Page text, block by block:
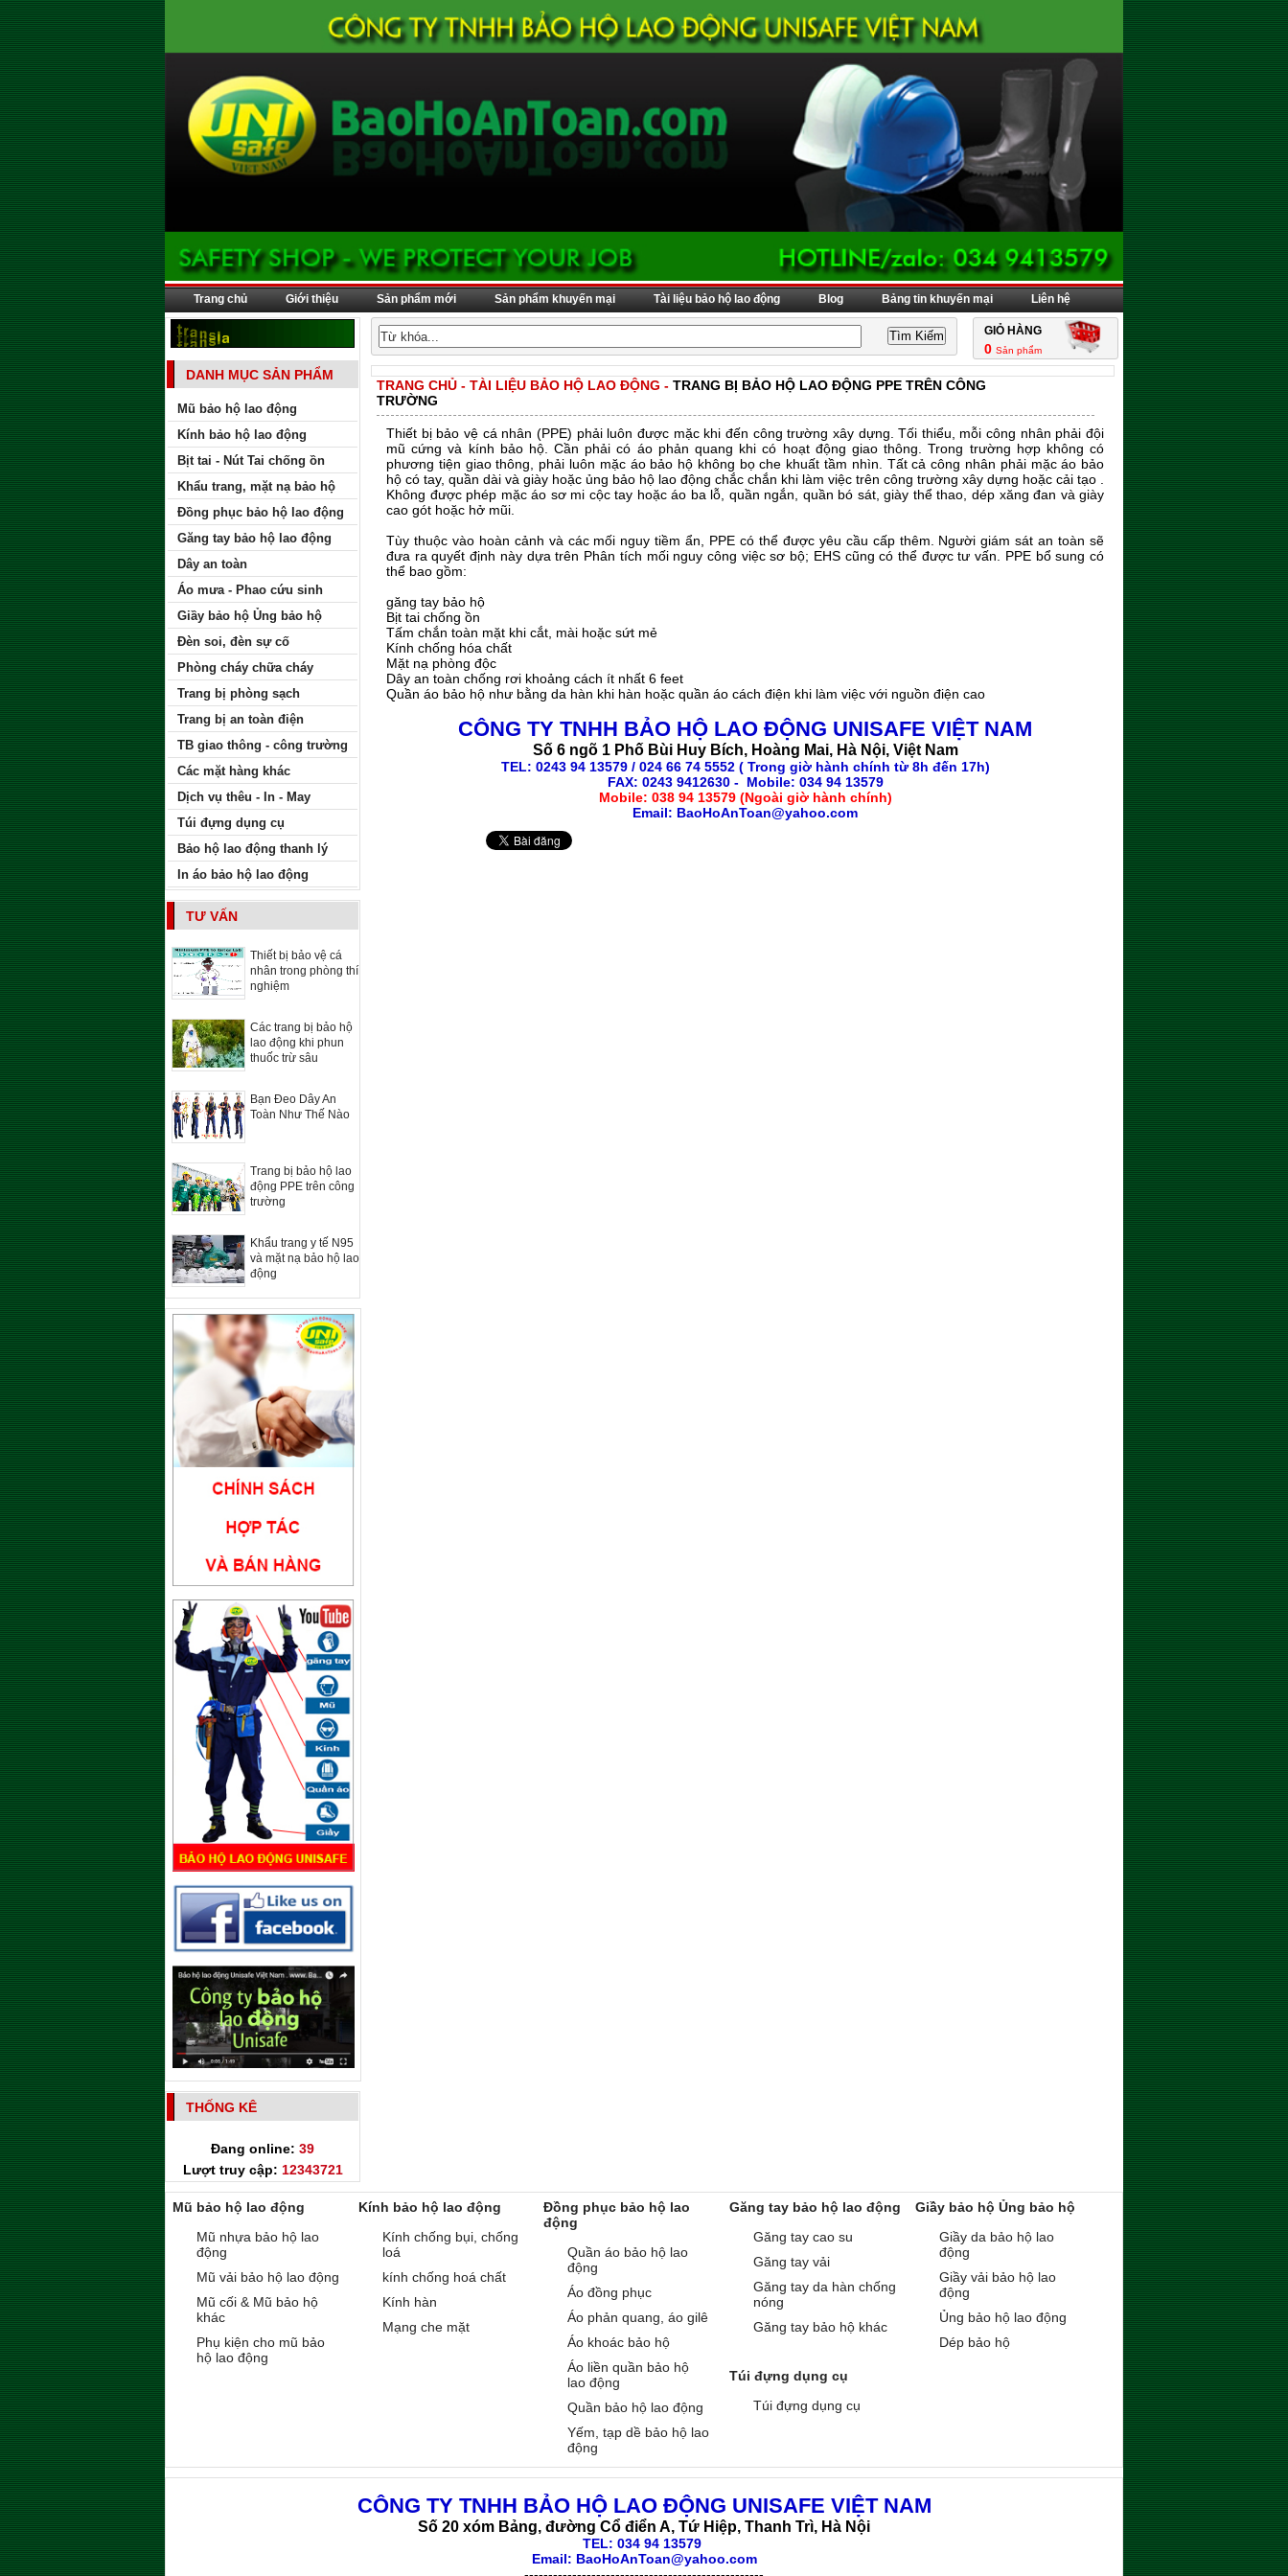
Trang chủ Giới thiệu Sản phẩm mới Sản phẩm khuyến mại Tài liệu bảo hộ lao động Blog Bảng tin khuyến mại Liên hệ
DANH MỤC SẢN PHẨM
Mũ bảo hộ lao động
Kính bảo hộ lao động
Bịt tai - Nút Tai chống ồn
Khẩu trang, mặt nạ bảo hộ
Đồng phục bảo hộ lao động
Găng tay bảo hộ lao động
Dây an toàn
Áo mưa - Phao cứu sinh
Giầy bảo hộ Ủng bảo hộ
Đèn soi, đèn sự cố
Phòng cháy chữa cháy
Trang bị phòng sạch
Trang bị an toàn điện
TB giao thông - công trường
Các mặt hàng khác
Dịch vụ thêu - In - May
Túi đựng dụng cụ
Bảo hộ lao động thanh lý
In áo bảo hộ lao động
TƯ VẤN
Thiết bị bảo vệ cá
nhân trong phòng thí
nghiệm
Các trang bị bảo hộ
lao động khi phun
thuốc trừ sâu
Bạn Đeo Dây An
Toàn Như Thế Nào
Trang bị bảo hộ lao
động PPE trên công
trường
Khẩu trang y tế N95
và mặt nạ bảo hộ lao
động
THỐNG KÊ
Đang online: 39
Lượt truy cập: 12343721
GIỎ HÀNG
0 Sản phẩm
TRANG CHỦ - TÀI LIỆU BẢO HỘ LAO ĐỘNG - TRANG BỊ BẢO HỘ LAO ĐỘNG PPE TRÊN CÔNG
TRƯỜNG
Thiết bị bảo vệ cá nhân (PPE) phải luôn được mặc khi đến công trường xây dựng. Tối thiểu, mỗi công nhân phải đội
mũ cứng và kính bảo hộ. Cần phải có áo phản quang khi có hoạt động giao thông. Trong trường hợp không có
phương tiện giao thông, phải luôn mặc áo bảo hộ không bọ che khuất tầm nhìn. Tất cả công nhân phải mặc áo bảo
hộ có tay, quần dài và giày hoặc ủng bảo hộ lao động chắc chắn khi làm việc trên công trường xây dựng hoặc cải tạo .
Không được phép mặc áo sơ mi cộc tay hoặc áo ba lỗ, quần ngắn, quần bó sát, giày thể thao, dép xăng đan và giày
cao gót hoặc hở mũi.
Tùy thuộc vào hoàn cảnh và các mối nguy tiềm ẩn, PPE có thể được yêu cầu cấp thêm. Người giám sát an toàn sẽ
đưa ra quyết định này dựa trên Phân tích mối nguy công việc sơ bộ; EHS cũng có thể được tư vấn. PPE bổ sung có
thể bao gồm:
găng tay bảo hộ
Bịt tai chống ồn
Tấm chắn toàn mặt khi cắt, mài hoặc sứt mẻ
Kính chống hóa chất
Mặt nạ phòng độc
Dây an toàn chống rơi khoảng cách ít nhất 6 feet
Quần áo bảo hộ như bằng da hàn khi hàn hoặc quần áo cách điện khi làm việc với nguồn điện cao
CÔNG TY TNHH BẢO HỘ LAO ĐỘNG UNISAFE VIỆT NAM
Số 6 ngõ 1 Phố Bùi Huy Bích, Hoàng Mai, Hà Nội, Việt Nam
TEL: 0243 94 13579 / 024 66 74 5552 ( Trong giờ hành chính từ 8h đến 17h)
FAX: 0243 9412630 - Mobile: 034 94 13579
Mobile: 038 94 13579 (Ngoài giờ hành chính)
Email: BaoHoAnToan@yahoo.com
Mũ bảo hộ lao động
Mũ nhựa bảo hộ lao
động
Mũ vải bảo hộ lao động
Mũ cối & Mũ bảo hộ
khác
Phụ kiện cho mũ bảo
hộ lao động
Kính bảo hộ lao động
Kính chống bụi, chống
loá
kính chống hoá chất
Kính hàn
Mạng che mặt
Đồng phục bảo hộ lao
động
Quần áo bảo hộ lao
động
Áo đồng phục
Áo phản quang, áo gilê
Áo khoác bảo hộ
Áo liền quần bảo hộ
lao động
Quần bảo hộ lao động
Yếm, tạp dề bảo hộ lao
động
Găng tay bảo hộ lao động
Găng tay cao su
Găng tay vải
Găng tay da hàn chống
nóng
Găng tay bảo hộ khác
Giầy bảo hộ Ủng bảo hộ
Giầy da bảo hộ lao
động
Giầy vải bảo hộ lao
động
Ủng bảo hộ lao động
Dép bảo hộ
Túi đựng dụng cụ
Túi đựng dụng cụ
CÔNG TY TNHH BẢO HỘ LAO ĐỘNG UNISAFE VIỆT NAM
Số 20 xóm Bảng, đường Cổ điển A, Tứ Hiệp, Thanh Trì, Hà Nội
TEL: 034 94 13579
Email: BaoHoAnToan@yahoo.com